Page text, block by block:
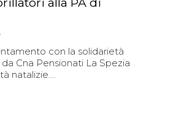
con la solidarietà
Cna Pensionati La Spezia
natalizie....